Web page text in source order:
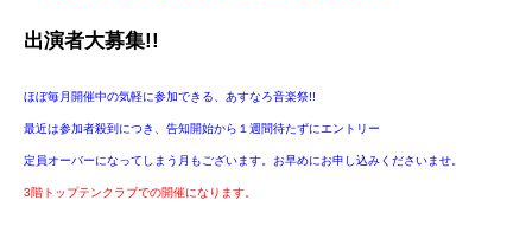
出演者大募集!!
ほぼ毎月開催中の気軽に参加できる、あすなろ音楽祭!!
最近は参加者殺到につき、告知開始から１週間待たずにエントリー
定員オーバーになってしまう月もございます。お早めにお申し込みくださいませ。
3階トップテンクラブでの開催になります。